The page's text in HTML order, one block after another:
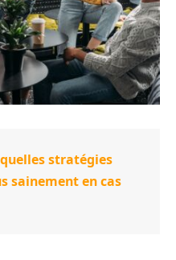
stratégies
sainement en cas